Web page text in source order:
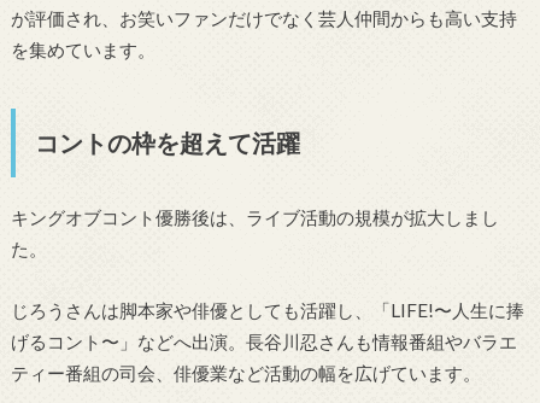
が評価され、お笑いファンだけでなく芸人仲間からも高い支持
を集めています。
コントの枠を超えて活躍
キングオブコント優勝後は、ライブ活動の規模が拡大しまし
た。
じろうさんは脚本家や俳優としても活躍し、「LIFE!〜人生に捧
げるコント〜」などへ出演。長谷川忍さんも情報番組やバラエ
ティー番組の司会、俳優業など活動の幅を広げています。